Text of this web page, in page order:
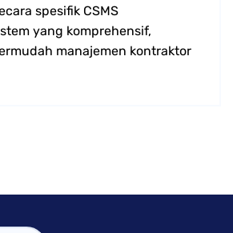
spesifik CSMS
yang komprehensif,
manajemen kontraktor